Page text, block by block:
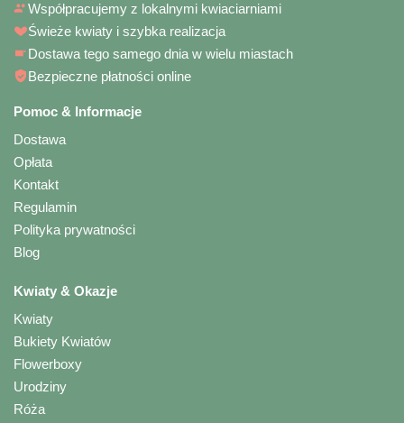
Współpracujemy z lokalnymi kwiaciarniami
Świeże kwiaty i szybka realizacja
Dostawa tego samego dnia w wielu miastach
Bezpieczne płatności online
Pomoc & Informacje
Dostawa
Opłata
Kontakt
Regulamin
Polityka prywatności
Blog
Kwiaty & Okazje
Kwiaty
Bukiety Kwiatów
Flowerboxy
Urodziny
Róża